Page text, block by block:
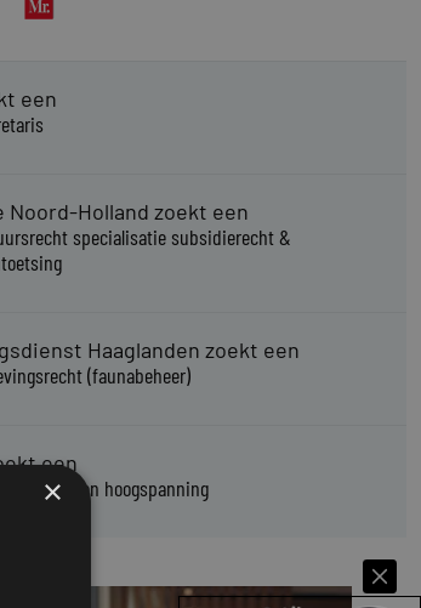
een
Noord-Holland zoekt een
specialisatie subsidierecht &
Haaglanden zoekt een
(faunabeheer)
een
midden- en hoogspanning
×